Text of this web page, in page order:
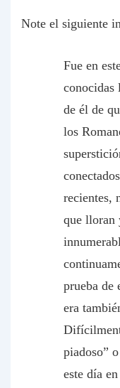
Note el siguiente
Fue en
conocidas
de él de
los
recientes,
que lloran
prueba de
era
piadoso”
este día